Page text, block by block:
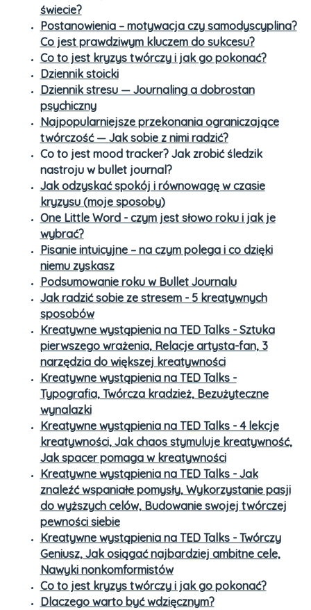
świecie?
Postanowienia – motywacja czy samodyscyplina?
Co jest prawdziwym kluczem do sukcesu?
Co to jest kryzys twórczy i jak go pokonać?
Dziennik stoicki
Dziennik stresu — Journaling a dobrostan
psychiczny
Najpopularniejsze przekonania ograniczające
twórczość — Jak sobie z nimi radzić?
Co to jest mood tracker? Jak zrobić śledzik
nastroju w bullet journal?
Jak odzyskać spokój i równowagę w czasie
kryzysu (moje sposoby)
One Little Word - czym jest słowo roku i jak je
wybrać?
Pisanie intuicyjne – na czym polega i co dzięki
niemu zyskasz
Podsumowanie roku w Bullet Journalu
Jak radzić sobie ze stresem - 5 kreatywnych
sposobów
Kreatywne wystąpienia na TED Talks - Sztuka
pierwszego wrażenia, Relacje artysta-fan, 3
narzędzia do większej kreatywności
Kreatywne wystąpienia na TED Talks -
Typografia, Twórcza kradzież, Bezużyteczne
wynalazki
Kreatywne wystąpienia na TED Talks - 4 lekcje
kreatywności, Jak chaos stymuluje kreatywność,
Jak spacer pomaga w kreatywności
Kreatywne wystąpienia na TED Talks - Jak
znaleźć wspaniałe pomysły, Wykorzystanie pasji
do wyższych celów, Budowanie swojej twórczej
pewności siebie
Kreatywne wystąpienia na TED Talks - Twórczy
Geniusz, Jak osiągać najbardziej ambitne cele,
Nawyki nonkomformistów
Co to jest kryzys twórczy i jak go pokonać?
Dlaczego warto być wdzięcznym?